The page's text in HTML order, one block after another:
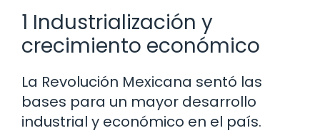
1 Industrialización y
crecimiento económico
La Revolución Mexicana sentó las
bases para un mayor desarrollo
industrial y económico en el país.